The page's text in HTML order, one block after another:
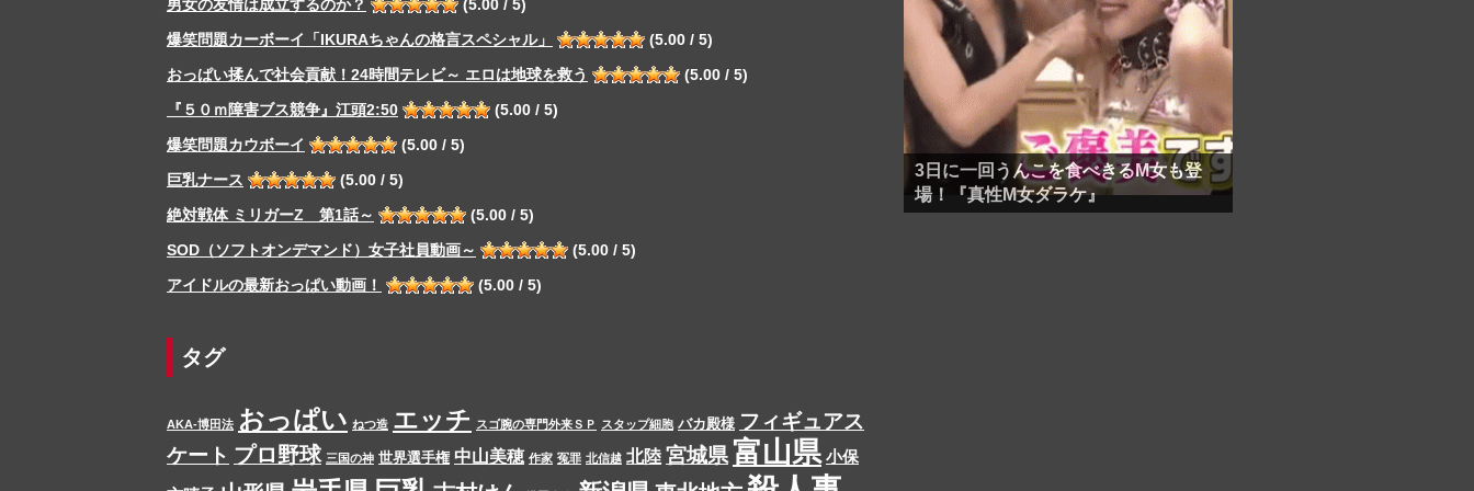
男女の友情は成立するのか？
(5.00 / 5)
爆笑問題カーボーイ「IKURAちゃんの格言スペシャル」
(5.00 / 5)
おっぱい揉んで社会貢献！24時間テレビ～ エロは地球を救う
(5.00 / 5)
『５０ｍ障害ブス競争』江頭2:50
(5.00 / 5)
爆笑問題カウボーイ
(5.00 / 5)
巨乳ナース
(5.00 / 5)
絶対戦体 ミリガーZ 第1話～
(5.00 / 5)
SOD（ソフトオンデマンド）女子社員動画～
(5.00 / 5)
アイドルの最新おっぱい動画！
(5.00 / 5)
タグ
AKA-博田法 おっぱい ねつ造 エッチ スゴ腕の専門外来ＳＰ スタップ細胞 バカ殿様 フィギュアス
ケート プロ野球 三国の神 世界選手権 中山美穂 作家 冤罪 北信越 北陸 宮城県 富山県 小保
3日に一回うんこを食べきるM女も登
場！『真性M女ダラケ』